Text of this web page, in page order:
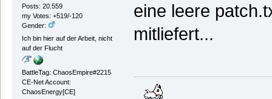
Posts: 20.559
my Votes: +519/-120
Gender:
Ich bin hier auf der Arbeit, nicht
auf der Flucht
BattleTag: ChaosEmpire#2215
CE-Net Account:
ChaosEnergy[CE]
eine leere
mitliefert...